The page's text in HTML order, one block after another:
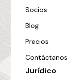
Socios
Blog
Precios
Contáctanos
Jurídico